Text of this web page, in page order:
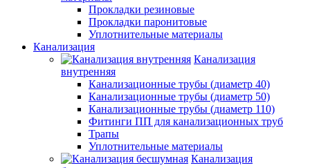
Прокладки резиновые
Прокладки паронитовые
Уплотнительные материалы
Канализация
Канализация
внутренняя
Канализационные трубы (диаметр 40)
Канализационные трубы (диаметр 50)
Канализационные трубы (диаметр 110)
Фитинги ПП для канализационных труб
Трапы
Уплотнительные материалы
Канализация